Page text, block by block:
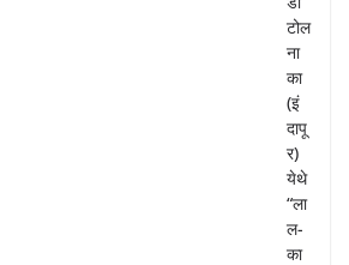
टोल
ना
का
(इं
दापू
र)
येथे
“ला
ल-
का